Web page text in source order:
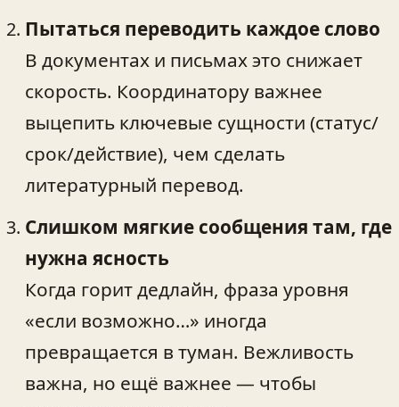
Пытаться переводить каждое слово
В документах и письмах это снижает
скорость. Координатору важнее
выцепить ключевые сущности (статус/
срок/действие), чем сделать
литературный перевод.
Слишком мягкие сообщения там, где
нужна ясность
Когда горит дедлайн, фраза уровня
«если возможно…» иногда
превращается в туман. Вежливость
важна, но ещё важнее — чтобы